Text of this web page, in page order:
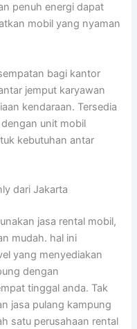
penuh energi dapat
mobil yang nyaman
bagi kantor
jemput karyawan
kendaraan. Tersedia
unit mobil
kebutuhan antar
dari Jakarta
jasa rental mobil,
mudah. hal ini
yang menyediakan
dengan
tinggal anda. Tak
jasa pulang kampung
satu perusahaan rental